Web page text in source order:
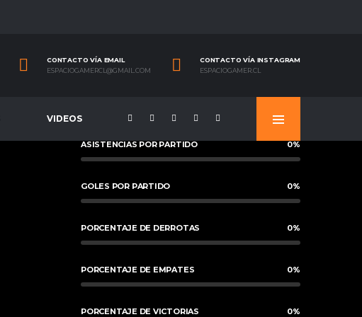
CONTACTO VÍA EMAIL
ESPACIOGAMERCL@GMAIL.COM
CONTACTO VÍA INSTAGRAM
ESPACIOGAMER.CL
VIDEOS
ASISTENCIAS POR PARTIDO 0%
GOLES POR PARTIDO 0%
PORCENTAJE DE DERROTAS 0%
PORCENTAJE DE EMPATES 0%
PORCENTAJE DE VICTORIAS 0%